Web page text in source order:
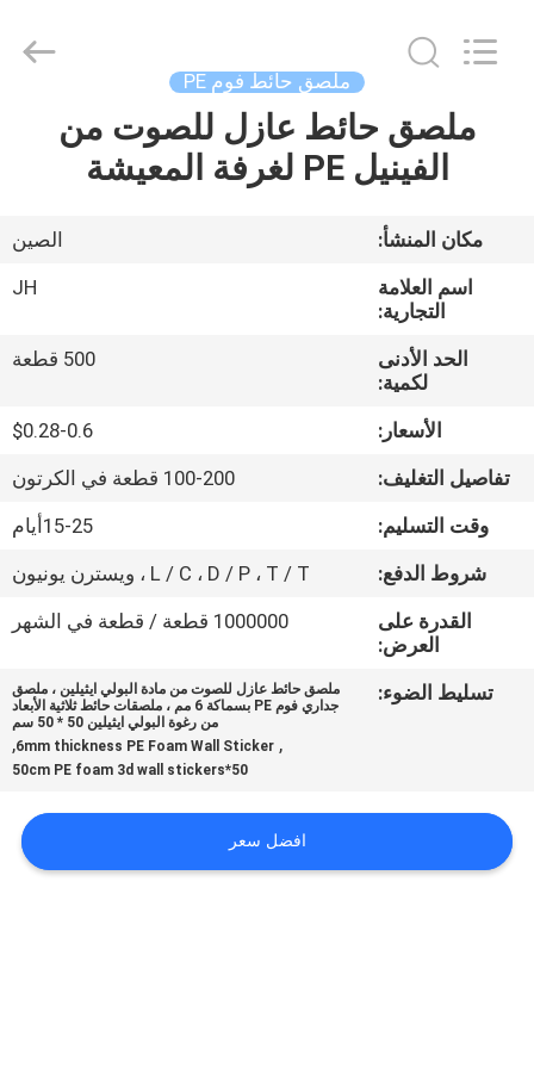
الصفحة
الرئيسية
منتجات
معلومات
في
المعمل
مراقبة
الجودة
اتصل
أخبار
Material
ملصق حائط فوم PE
ملصق حائط عازل للصوت من
الفينيل PE لغرفة المعيشة
مكان المنشأ:
الصين
اسم العلامة
التجارية:
JH
الحد الأدنى
لكمية:
500 قطعة
الأسعار:
$0.28-0.6
تفاصيل التغليف:
100-200 قطعة في الكرتون
وقت التسليم:
15-25أيام
شروط الدفع:
L / C ، D / P ، T / T ، ويسترن يونيون
القدرة على
العرض:
1000000 قطعة / قطعة في الشهر
تسليط الضوء:
ملصق حائط عازل للصوت من مادة البولي ايثيلين ، ملصق
جداري فوم PE بسماكة 6 مم ، ملصقات حائط ثلاثية الأبعاد
من رغوة البولي ايثيلين 50 * 50 سم
,
6mm thickness PE Foam Wall Sticker
,
50*50cm PE foam 3d wall stickers
افضل سعر